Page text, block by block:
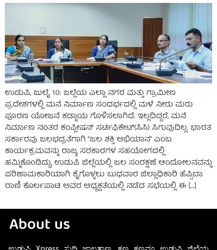
ಉಡುಪಿ, ಜುಲೈ 10: ಜಲ್ಲೆಯ ಎಲ್ಲಾ ನಗರ ಮತ್ತು ಗ್ರಾಮೀಣ
ಪ್ರದೇಶಗಳಲ್ಲಿ ಮನೆ ನಿರ್ಮಾಣ ಸಂದರ್ಭದಲ್ಲಿ ಮಳೆ ನೀರು ಮರು
ಪೂರಣ ಯೋಜನೆ ಕಡ್ಡಾಯ ಗೊಳಿಸಲಾಗಿದೆ. ಇಲ್ಲದಿದ್ದರೆ, ಮನೆ
ನಿರ್ಮಾಣ ನಂತರ ಕಂಪ್ಲೀಷನ್ ಸರ್ಟಿಫಿಕೇಟ್(ಸಿಸಿ) ಸಿಗುವುದಿಲ್ಲ. ಭಾರತ
ಸರ್ಕಾರವು ಜಲಭದ್ರತೆಗಾಗಿ “ಜಲ ಶಕ್ತಿ ಅಭಿಯಾನ” ಎಂಬ
ಕಾರ್ಯಕ್ರಮವನ್ನು ರಾಜ್ಯ ಸರಕಾರಗಳ ಸಹಯೋಗದಲ್ಲಿ
ಹಮ್ಮಿಕೊಂಡಿದ್ದು, ಉಡುಪಿ ಜಿಲ್ಲೆಯಲ್ಲಿ ಜಲ ಸಂರಕ್ಷಣೆ ಆಂದೋಲನವನ್ನು
ಪರಿಣಾಮಕಾರಿಯಾಗಿ ಕೈಗೊಳ್ಳಲು ಬುಧವಾರ ಜಿಲ್ಲಾಧಿಕಾರಿ ಹೆಪ್ಸಿಬಾ
ರಾಣಿ ಕೊರ್ಲಪಾಟಿ ಅವರ ಅಧ್ಯಕ್ಷತೆಯಲ್ಲಿ ನಡೆದ ಸಭೆಯಲ್ಲಿ ಈ […]
About us